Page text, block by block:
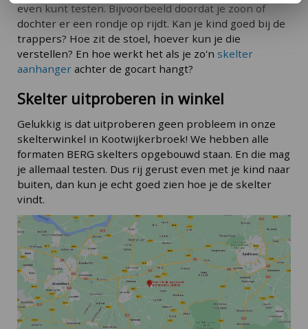
even kunt testen. Bijvoorbeeld doordat je zoon of
dochter er een rondje op rijdt. Kan je kind goed bij de
trappers? Hoe zit de stoel, hoever kun je die
verstellen? En hoe werkt het als je zo'n skelter
aanhanger achter de gocart hangt?
Skelter uitproberen in winkel
Gelukkig is dat uitproberen geen probleem in onze
skelterwinkel in Kootwijkerbroek! We hebben alle
formaten BERG skelters opgebouwd staan. En die mag
je allemaal testen. Dus rij gerust even met je kind naar
buiten, dan kun je echt goed zien hoe je de skelter
vindt.